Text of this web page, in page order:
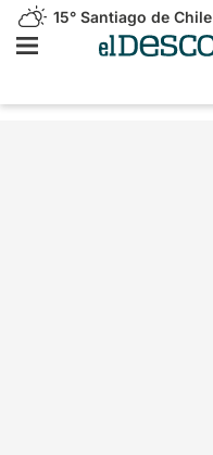
15° Santiago de Chile